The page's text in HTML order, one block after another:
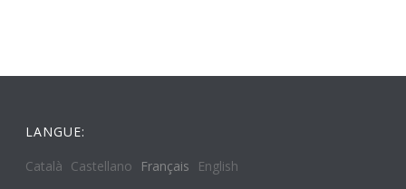
LANGUE:
Català Castellano Français English